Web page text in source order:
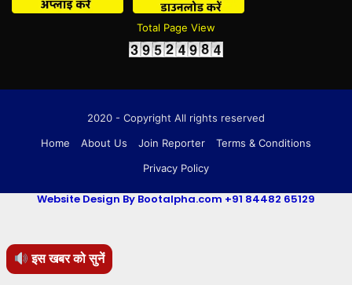
इस खबर को सुनें
Total Page View
2020 - Copyright All rights reserved
Home
About Us Join Reporter
Terms & Conditions
Privacy Policy
Website Design By Bootalpha.com +91 84482 65129